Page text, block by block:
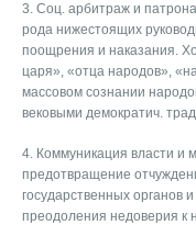
3. Соц. арбитраж и
рода нижестоящих
поощрения и наказания.
царя», «отца народов»,
массовом сознании
вековыми демократич.
4. Коммуникация власти и
предотвращение
государственных органов
преодоления недоверия к